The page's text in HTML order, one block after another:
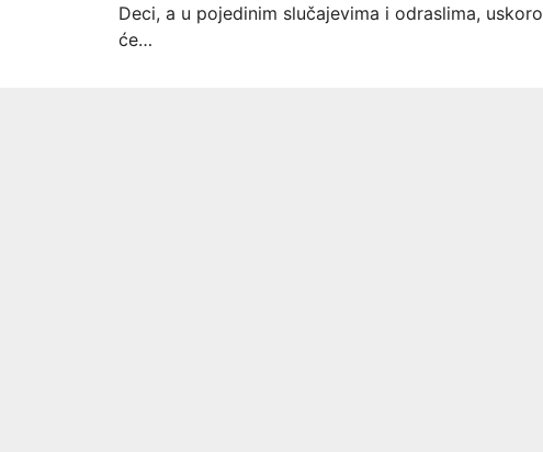
Deci, a u pojedinim slučajevima i odraslima, uskoro
će…